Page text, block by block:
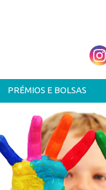
PRÉMIOS E BOLSAS